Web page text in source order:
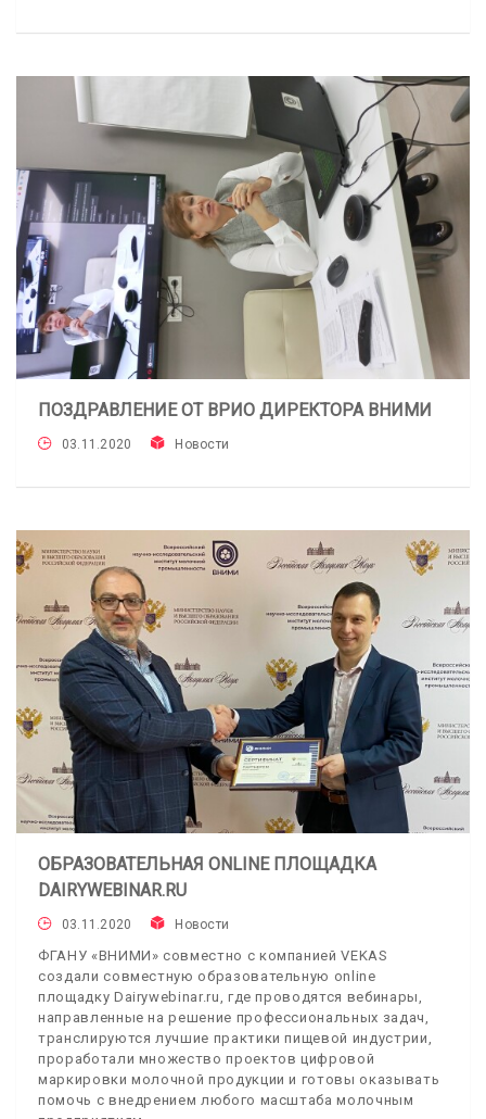
ПОЗДРАВЛЕНИЕ ОТ ВРИО ДИРЕКТОРА ВНИМИ
03.11.2020 Новости
ОБРАЗОВАТЕЛЬНАЯ ONLINE ПЛОЩАДКА
DAIRYWEBINAR.RU
03.11.2020 Новости
ФГАНУ «ВНИМИ» совместно с компанией VEKAS
создали совместную образовательную online
площадку Dairywebinar.ru, где проводятся вебинары,
направленные на решение профессиональных задач,
транслируются лучшие практики пищевой индустрии,
проработали множество проектов цифровой
маркировки молочной продукции и готовы оказывать
помочь с внедрением любого масштаба молочным